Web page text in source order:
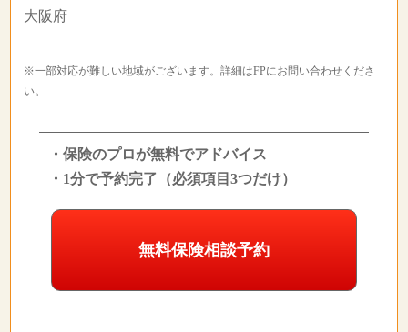
大阪府
※一部対応が難しい地域がございます。詳細はFPにお問い合わせくださ
い。
・保険のプロが無料でアドバイス
・1分で予約完了（必須項目3つだけ）
無料保険相談予約